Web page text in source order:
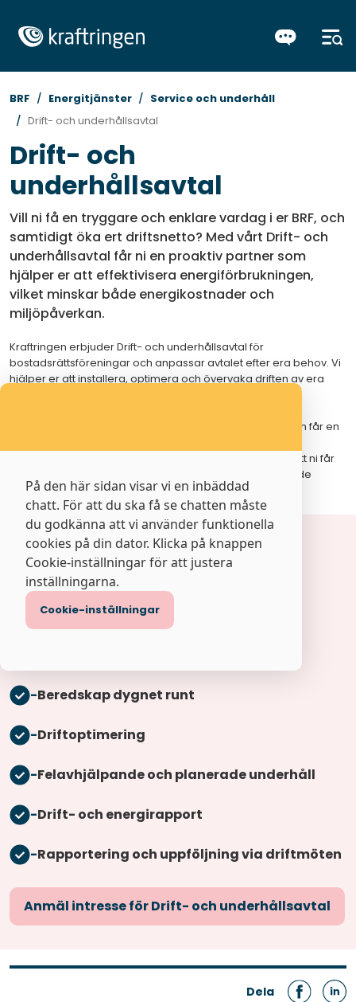
BRF Energitjänster
Service och underhåll
Drift- och underhållsavtal
Drift- och
underhållsavtal
Vill ni få en tryggare och enklare vardag i er BRF, och
samtidigt öka ert driftsnetto? Med vårt Drift- och
underhållsavtal får ni en proaktiv partner som
hjälper er att effektivisera energiförbrukningen,
vilket minskar både energikostnader och
miljöpåverkan.
Kraftringen erbjuder Drift- och underhållsavtal för
bostadsrättsföreningar och anpassar avtalet efter era behov. Vi
hjälper er att installera, optimera och övervaka driften av era
Med ett Drift- och underhållsavtal ökar ni ert driftnetto och får en
energikostnader och miljöpåverkan. Andra fördelar är att ni får
en gemensam kontaktperson för alla system och löpande
rapportering och uppföljning.
Tryggare vardag för er BRF
Det här ingår i vårt Drift- och underhållsavtal:
Driftövervakning
-Beredskap dygnet runt
-Driftoptimering
-Felavhjälpande och planerade underhåll
-Drift- och energirapport
-Rapportering och uppföljning via driftmöten
Anmäl intresse för Drift- och underhållsavtal
Dela
På den här sidan visar vi en inbäddad
chatt. För att du ska få se chatten måste
du godkänna att vi använder funktionella
cookies på din dator. Klicka på knappen
Cookie-inställningar för att justera
inställningarna.
Cookie-inställningar